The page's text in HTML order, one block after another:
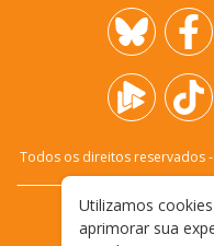
Todos os direitos reservados
Utilizamos
aprimorar sua